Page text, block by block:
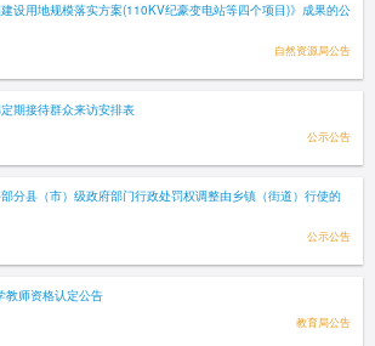
设用地规模落实方案(110KV纪豪变电站等四个项目)》成果的公
自然资源局公告
期接待群众来访安排表
公示公告
分县（市）级政府部门行政处罚权调整由乡镇（街道）行使的
公示公告
教师资格认定公告
教育局公告